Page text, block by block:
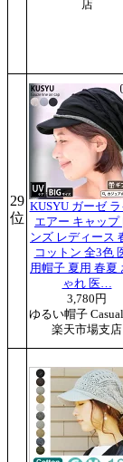
店
29
位
KUSYU ガーゼ
エアー キャップ
ンズ レディース
コットン 全3色
用帽子 夏用 春夏
ゃれ 医…
3,780円
ゆるい帽子
楽天市場支店